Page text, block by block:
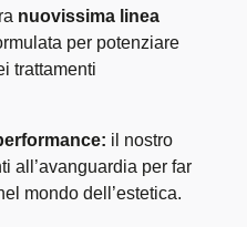
nuovissima linea
per potenziare
trattamenti
il nostro
all’avanguardia per far
mondo dell’estetica.